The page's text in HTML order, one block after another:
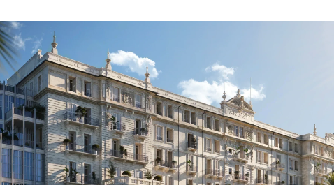
indipendente
vista
mare
e
giardino
privato